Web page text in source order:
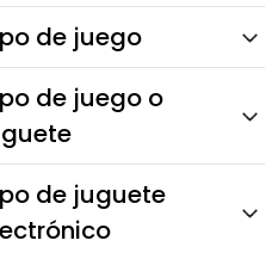
de juego
de aventura
de juego o
de juguete